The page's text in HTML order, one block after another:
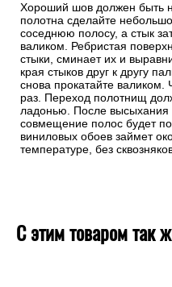
Хороший шов должен быть
полотна сделайте
соседнюю полосу, а стык
валиком. Ребристая
стыки, сминает их и
края стыков друг к другу
снова прокатайте валиком.
раз. Переход полотнищ
ладонью. После высыхания
совмещение полос будет
виниловых обоев займет
температуре, без
С этим товаром так